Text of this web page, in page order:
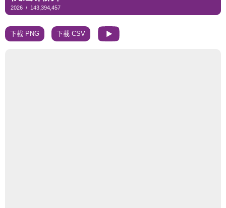
下載 PNG 下載 CSV